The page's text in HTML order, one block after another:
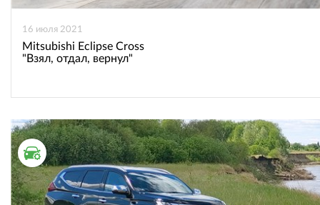
16 июля 2021
Mitsubishi Eclipse Cross
"Взял, отдал, вернул"
ТЕСТ ДРАЙВ